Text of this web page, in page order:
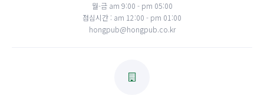
월-금 am 9:00 - pm 05:00
점심시간 : am 12:00 - pm 01:00
hongpub@hongpub.co.kr